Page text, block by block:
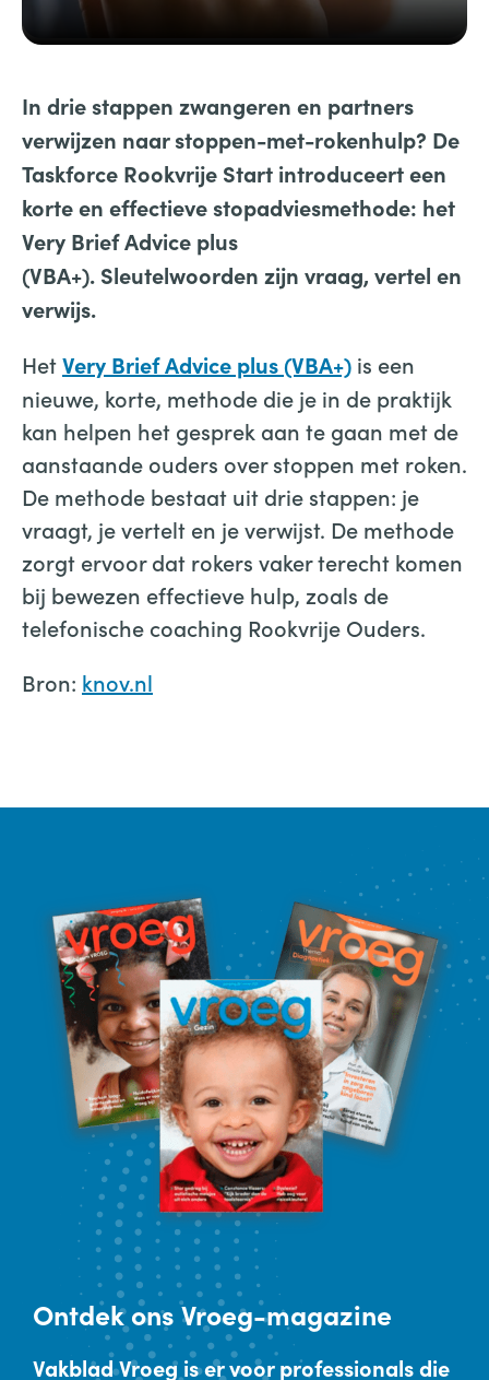
In drie stappen zwangeren en partners
verwijzen naar stoppen-met-rokenhulp? De
Taskforce Rookvrije Start introduceert een
korte en effectieve stopadviesmethode: het
Very Brief Advice plus
(VBA+). Sleutelwoorden zijn vraag, vertel en
verwijs.
HetVery Brief Advice plus (VBA+) is een
nieuwe, korte, methode die je in de praktijk
kan helpen het gesprek aan te gaan met de
aanstaande ouders over stoppen met roken.
De methode bestaat uit drie stappen: je
vraagt, je vertelt en je verwijst. De methode
zorgt ervoor dat rokers vaker terecht komen
bij bewezen effectieve hulp, zoals de
telefonische coaching Rookvrije Ouders.
Bron: knov.nl
Ontdekons Vroeg-magazine
Vakblad Vroeg is er voor professionals die